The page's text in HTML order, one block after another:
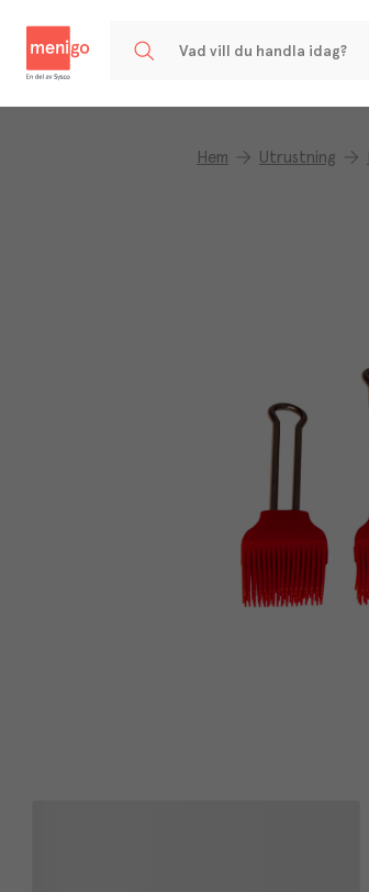
Hem Utrustning